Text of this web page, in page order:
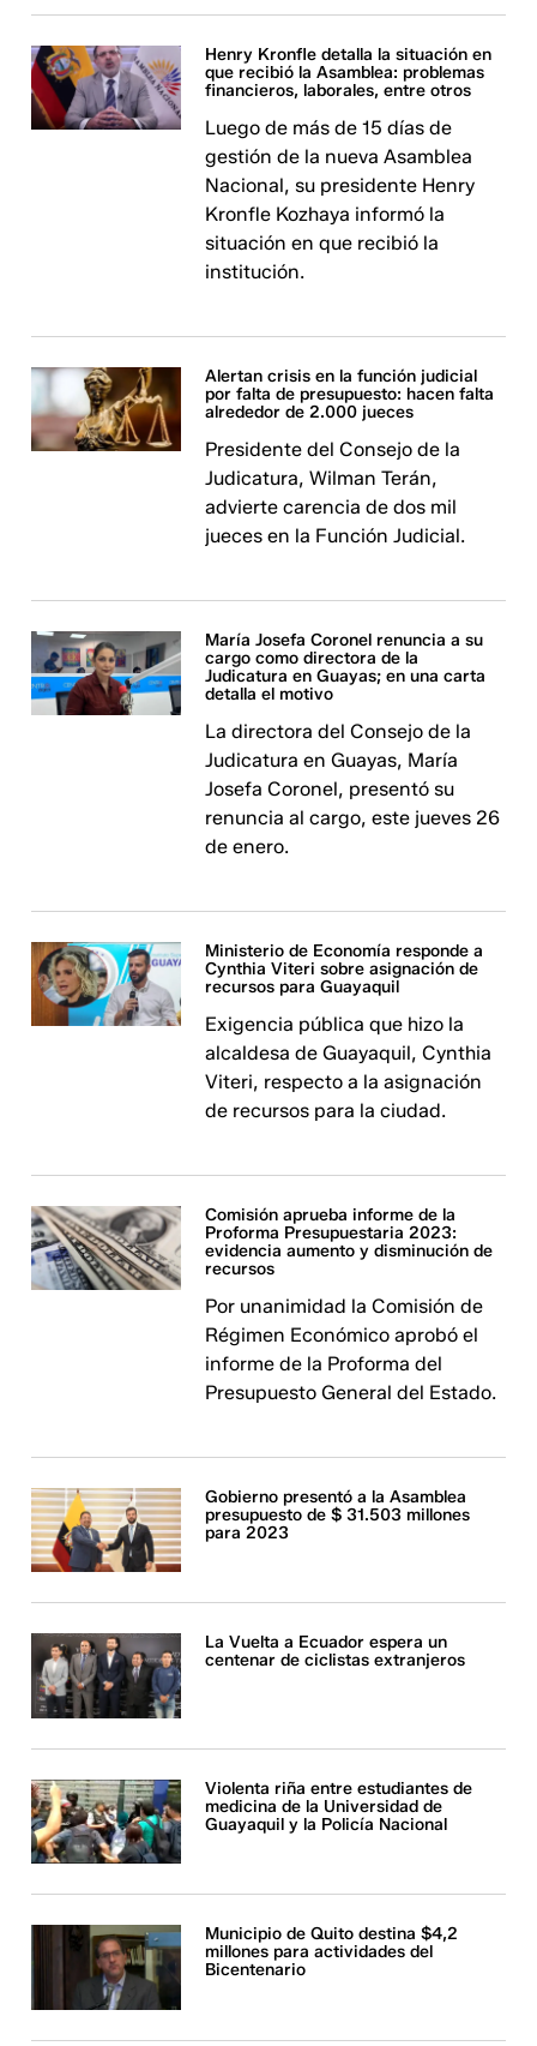
Henry Kronfle detalla la situación en
que recibió la Asamblea: problemas
financieros, laborales, entre otros
Luego de más de 15 días de
gestión de la nueva Asamblea
Nacional, su presidente Henry
Kronfle Kozhaya informó la
situación en que recibió la
institución.
Alertan crisis en la función judicial
por falta de presupuesto: hacen falta
alrededor de 2.000 jueces
Presidente del Consejo de la
Judicatura, Wilman Terán,
advierte carencia de dos mil
jueces en la Función Judicial.
María Josefa Coronel renuncia a su
cargo como directora de la
Judicatura en Guayas; en una carta
detalla el motivo
La directora del Consejo de la
Judicatura en Guayas, María
Josefa Coronel, presentó su
renuncia al cargo, este jueves 26
de enero.
Ministerio de Economía responde a
Cynthia Viteri sobre asignación de
recursos para Guayaquil
Exigencia pública que hizo la
alcaldesa de Guayaquil, Cynthia
Viteri, respecto a la asignación
de recursos para la ciudad.
Comisión aprueba informe de la
Proforma Presupuestaria 2023:
evidencia aumento y disminución de
recursos
Por unanimidad la Comisión de
Régimen Económico aprobó el
informe de la Proforma del
Presupuesto General del Estado.
Gobierno presentó a la Asamblea
presupuesto de $ 31.503 millones
para 2023
La Vuelta a Ecuador espera un
centenar de ciclistas extranjeros
Violenta riña entre estudiantes de
medicina de la Universidad de
Guayaquil y la Policía Nacional
Municipio de Quito destina $4,2
millones para actividades del
Bicentenario